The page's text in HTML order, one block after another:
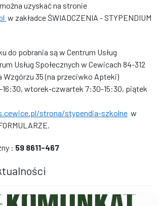
uzyskać na stronie
w zakładce ŚWIADCZENIA - STYPENDIUM
do pobrania są w Centrum Usług
Usług Społecznych w Cewicach 84-312
Wzgórzu 35 (na przeciwko Apteki)
16:30, wtorek-czwartek 7:30-15:30, piątek
strona/stypendia-szkolne w
: 59 8611-467